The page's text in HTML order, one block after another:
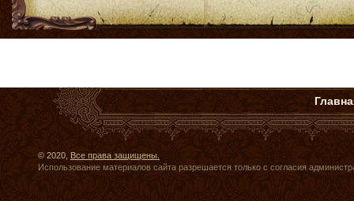
© 2020,Все права защищены.
Использование материалов сайта разрешается только с согласия